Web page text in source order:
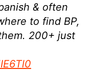
& often
to find BP,
200+ just